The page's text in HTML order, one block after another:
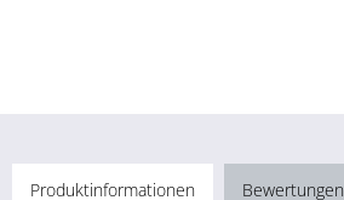
Produktinformationen Bewertungen